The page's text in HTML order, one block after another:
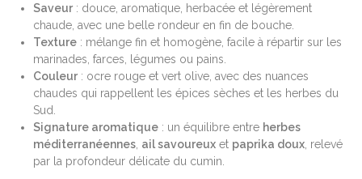
Saveur: douce, aromatique, herbacée et légèrement
chaude, avec une belle rondeur en fin de bouche.
Texture: mélange fin et homogène, facile à répartir sur les
marinades, farces, légumes ou pains.
Couleur: ocre rouge et vert olive, avec des nuances
chaudes qui rappellent les épices sèches et les herbes du
Sud.
Signature aromatique: un équilibre entre herbes
méditerranéennes, ail savoureuxet paprika doux, relevé
par la profondeur délicate du cumin.